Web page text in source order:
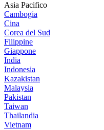
Asia Pacifico
Cambogia
Cina
Corea del Sud
Filippine
Giappone
India
Indonesia
Kazakistan
Malaysia
Pakistan
Taiwan
Thailandia
Vietnam